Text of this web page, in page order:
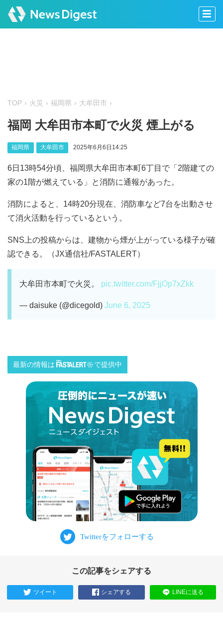
TOP 火災 福岡県 大牟田市
福岡 大牟田市本町で火災 煙上がる
福岡県 大牟田市 2025年6月6日14:25
6日13時54分頃、福岡県大牟田市本町6丁目で「2階建ての
家の1階が燃えている」と消防に通報があった。
消防によると、14時20分現在、消防車など7台を出動させ
て消火活動を行っているという。
SNS上の投稿からは、建物から煙が上がっている様子が確
認できる。（JX通信社/FASTALERT）
大牟田市本町で火災。 pic.twitter.com/FjjOp7xZkk
— daisuke (@dicegold) June 6, 2025
最新の情報は で提供中
この記事をシェアする
ツイート シェアする LINEに送る